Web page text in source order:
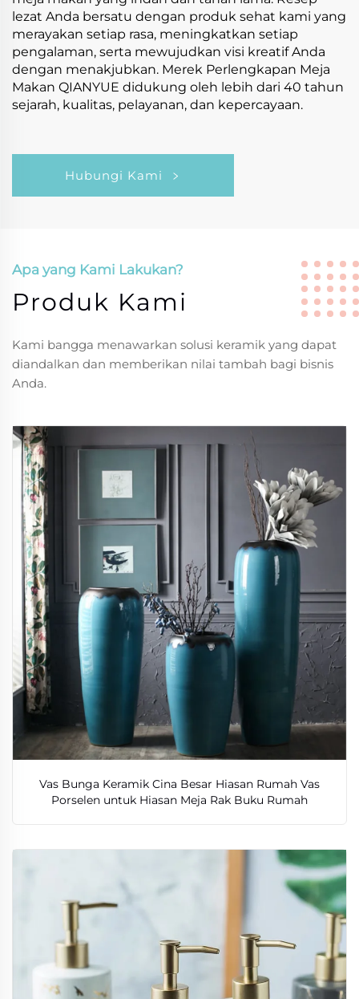
lezat Anda bersatu dengan produk sehat kami yang
merayakan setiap rasa, meningkatkan setiap
pengalaman, serta mewujudkan visi kreatif Anda
dengan menakjubkan. Merek Perlengkapan Meja
Makan QIANYUE didukung oleh lebih dari 40 tahun
sejarah, kualitas, pelayanan, dan kepercayaan.
Hubungi Kami
Apa yang Kami Lakukan?
Produk Kami
Kami bangga menawarkan solusi keramik yang dapat
diandalkan dan memberikan nilai tambah bagi bisnis
Anda.
Vas Bunga Keramik Cina Besar Hiasan Rumah Vas
Porselen untuk Hiasan Meja Rak Buku Rumah